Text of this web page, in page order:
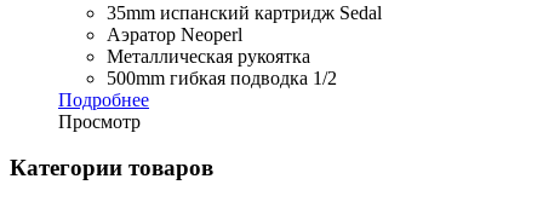
35mm испанский картридж Sedal
Аэратор Neoperl
Металлическая рукоятка
500mm гибкая подводка 1/2
Подробнее
Просмотр
Категории товаров